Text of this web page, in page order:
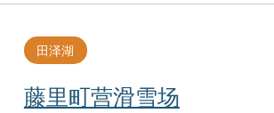
藤里町营滑雪场
田泽湖